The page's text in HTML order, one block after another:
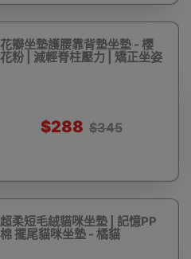
花瓣坐墊護腰靠背墊坐墊 - 櫻
花粉 | 減輕脊柱壓力 | 矯正坐姿
$288 $345
超柔短毛絨貓咪坐墊 | 記憶PP
棉 擺尾貓咪坐墊 - 橘貓